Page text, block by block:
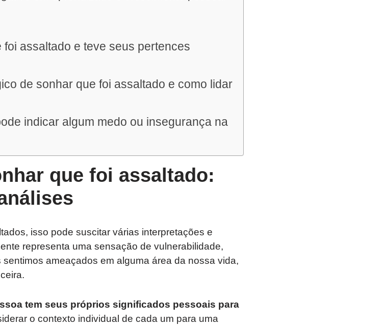
assaltado e teve seus pertences
de sonhar que foi assaltado e como lidar
indicar algum medo ou insegurança na
que foi assaltado:
isso pode suscitar várias interpretações e
representa uma sensação de vulnerabilidade,
ameaçados em alguma área da nossa vida,
tem seus próprios significados pessoais para
o contexto individual de cada um para uma